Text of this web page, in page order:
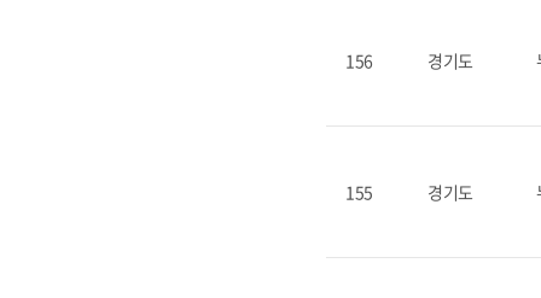
156 경기도
155 경기도